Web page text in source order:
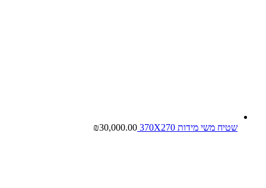
שטיח משי מידות 370X270 ₪30,000.00